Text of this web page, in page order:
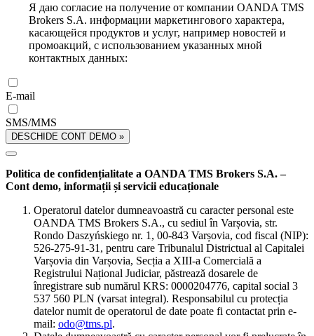
Я даю согласие на получение от компании OANDA TMS
Brokers S.A. информации маркетингового характера,
касающейся продуктов и услуг, например новостей и
промоакций, с использованием указанных мной
контактных данных:
E-mail
SMS/MMS
DESCHIDE CONT DEMO »
Politica de confidențialitate a OANDA TMS Brokers S.A. –
Cont demo, informații și servicii educaționale
Operatorul datelor dumneavoastră cu caracter personal este
OANDA TMS Brokers S.A., cu sediul în Varșovia, str.
Rondo Daszyńskiego nr. 1, 00-843 Varșovia, cod fiscal (NIP):
526-275-91-31, pentru care Tribunalul Districtual al Capitalei
Varșovia din Varșovia, Secția a XIII-a Comercială a
Registrului Național Judiciar, păstrează dosarele de
înregistrare sub numărul KRS: 0000204776, capital social 3
537 560 PLN (varsat integral). Responsabilul cu protecția
datelor numit de operatorul de date poate fi contactat prin e-
mail: odo@tms.pl.